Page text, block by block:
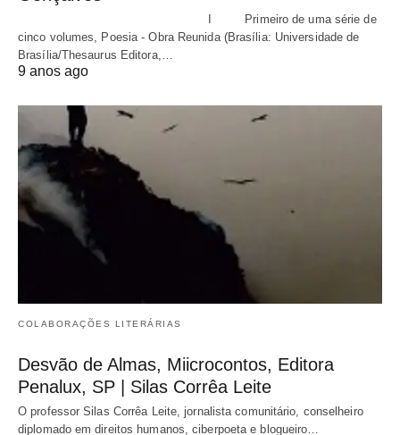
I Primeiro de uma série de
cinco volumes, Poesia - Obra Reunida (Brasília: Universidade de
Brasília/Thesaurus Editora,…
9 anos ago
COLABORAÇÕES LITERÁRIAS
Desvão de Almas, Miicrocontos, Editora
Penalux, SP | Silas Corrêa Leite
O professor Silas Corrêa Leite, jornalista comunitário, conselheiro
diplomado em direitos humanos, ciberpoeta e blogueiro…